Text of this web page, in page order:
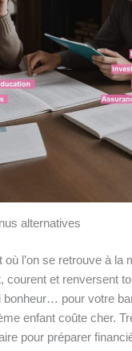
alternatives
l’on se retrouve à la
courent et renversent
bonheur… pour votre
enfant coûte cher.
pour préparer